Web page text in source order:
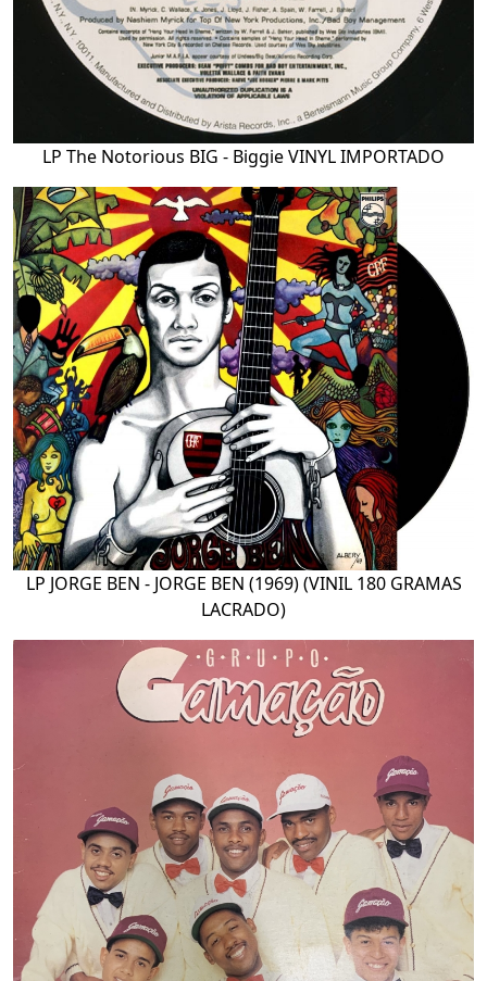
LP The Notorious BIG - Biggie VINYL IMPORTADO
LP JORGE BEN - JORGE BEN (1969) (VINIL 180 GRAMAS
LACRADO)